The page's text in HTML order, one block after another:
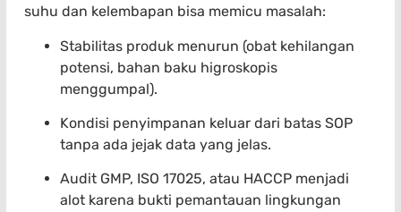
suhu dan kelembapan bisa memicu masalah:
Stabilitas produk menurun (obat kehilangan
potensi, bahan baku higroskopis
menggumpal).
Kondisi penyimpanan keluar dari batas SOP
tanpa ada jejak data yang jelas.
Audit GMP, ISO 17025, atau HACCP menjadi
alot karena bukti pemantauan lingkungan